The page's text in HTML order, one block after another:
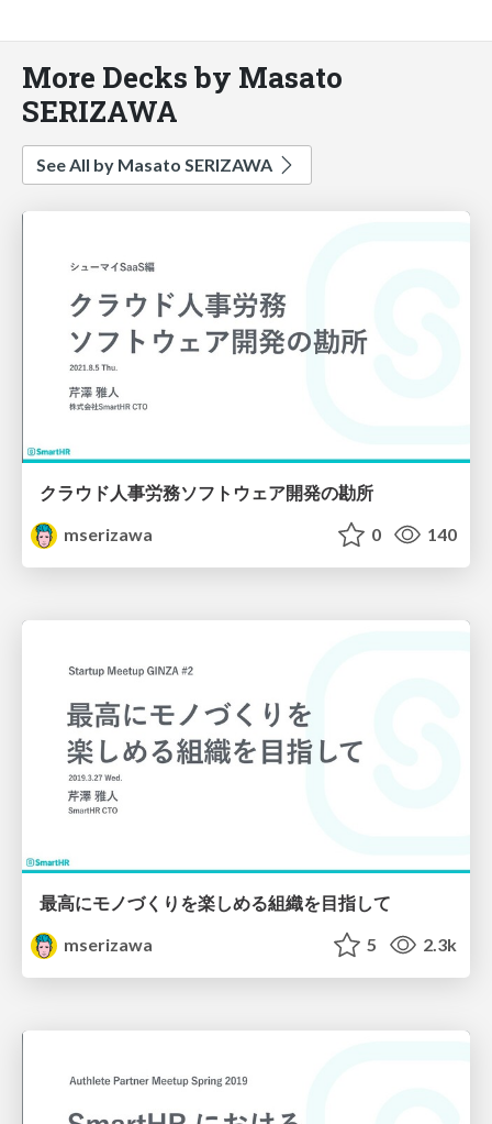
More Decks by Masato
SERIZAWA
See All by Masato SERIZAWA
クラウド人事労務ソフトウェア開発の勘所
mserizawa
0 140
最高にモノづくりを楽しめる組織を目指して
mserizawa
5 2.3k